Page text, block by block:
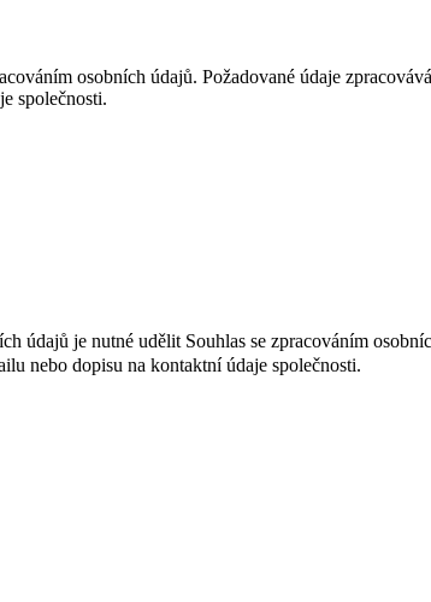
osobních údajů. Požadované údaje
společnosti.
údajů je nutné udělit Souhlas se zpracováním
nebo dopisu na kontaktní údaje společnosti.